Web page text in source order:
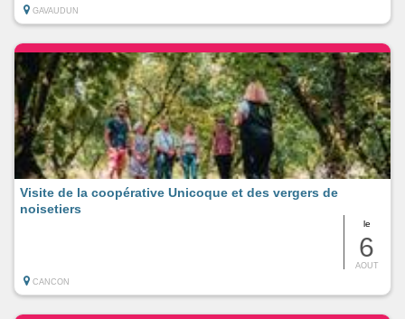
GAVAUDUN
le
6
AOUT
Visite de la coopérative Unicoque et des vergers de
noisetiers
CANCON